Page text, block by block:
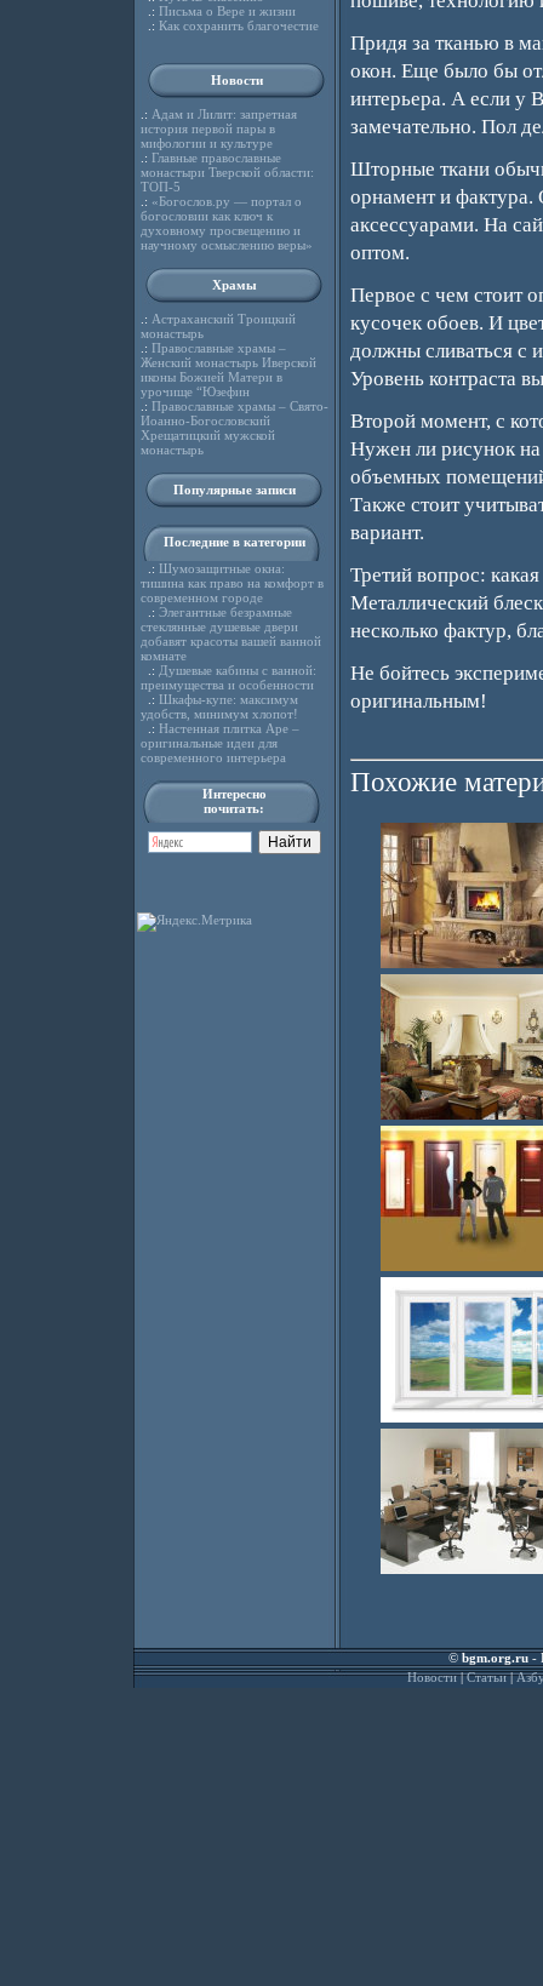
.: Письма о Вере и жизни
.: Как сохранить благочестие
Новости
.: Адам и Лилит: запретная
история первой пары в
мифологии и культуре
.: Главные православные
монастыри Тверской области:
ТОП-5
.: «Богослов.ру — портал о
богословии как ключ к
духовному просвещению и
научному осмыслению веры»
Храмы
.: Астраханский Троицкий
монастырь
.: Православные храмы –
Женский монастырь Иверской
иконы Божией Матери в
урочище “Юзефин
.: Православные храмы – Свято-
Иоанно-Богословский
Хрещатицкий мужской
монастырь
Популярные записи
Последние в категории
.: Шумозащитные окна:
тишина как право на комфорт в
современном городе
.: Элегантные безрамные
стеклянные душевые двери
добавят красоты вашей ванной
комнате
.: Душевые кабины с ванной:
преимущества и особенности
.: Шкафы-купе: максимум
удобств, минимум хлопот!
.: Настенная плитка Ape –
оригинальные идеи для
современного интерьера
Интересно
почитать:
Придя за тканью в
окон. Еще было бы
интерьера. А если у
замечательно. Пол
Шторные ткани
орнамент и
аксессуарами. На
оптом.
Первое с чем стоит
кусочек обоев. И
должны сливаться с
Уровень контраста
Второй момент, с
Нужен ли рисунок
объемных
Также стоит
вариант.
Третий вопрос:
Металлический
несколько фактур,
Не бойтесь
оригинальным!
Похожие
©bgm.org.ru-
Новости|Статьи|